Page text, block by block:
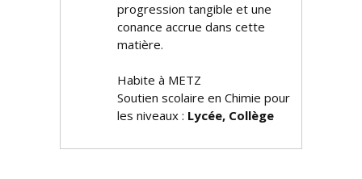
progression tangible et une
confiance accrue dans cette
matière.
Habite à METZ
Soutien scolaire en Chimie pour
les niveaux : Lycée, Collège